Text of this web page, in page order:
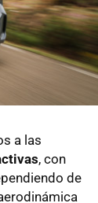
a las
, con
de